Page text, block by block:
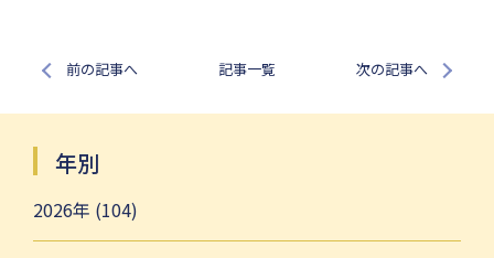
前の記事へ 記事一覧 次の記事へ
年別
2026年 (104)